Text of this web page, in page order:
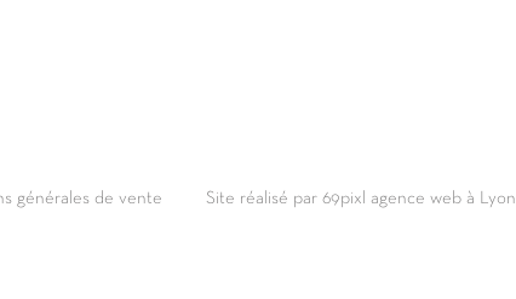
générales de vente Site réalisé par 69pixl agence web à Lyon